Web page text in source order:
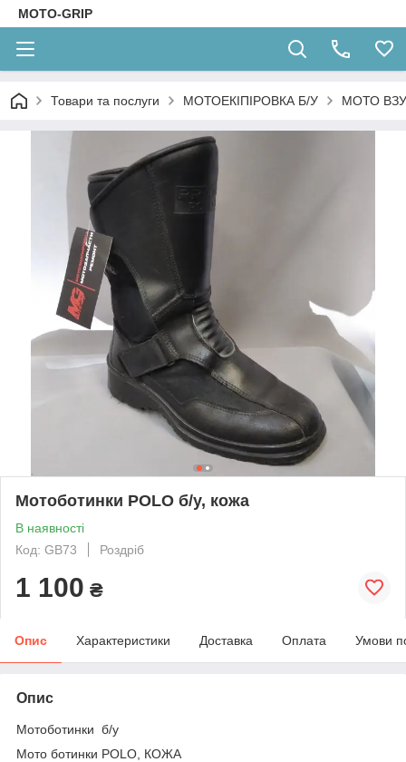
MOTO-GRIP
Товари та послуги МОТОЕКІПІРОВКА Б/У МОТО
Мотоботинки POLO б/у, кожа
В наявності
Код: GB73
Роздріб
1 100 ₴
Опис Характеристики Доставка Оплата Умови
Опис
Мотоботинки б/у
Мото ботинки POLO, КОЖА